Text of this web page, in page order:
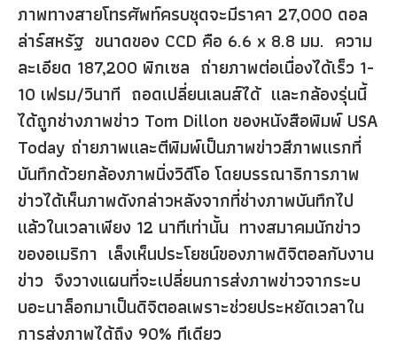
ภาพทางสายโทรศัพท์ครบชุดจะมีราคา 27,000 ดอล
ล่าร์สหรัฐ ขนาดของ CCD คือ 6.6 x 8.8 มม. ความ
ละเอียด 187,200 พิกเซล ถ่ายภาพต่อเนื่องได้เร็ว 1-
10 เฟรม/วินาที ถอดเปลี่ยนเลนส์ได้ และกล้องรุ่นนี้
ได้ถูกช่างภาพข่าว Tom Dillon ของหนังสือพิมพ์ USA
Today ถ่ายภาพและตีพิมพ์เป็นภาพข่าวสีภาพแรกที่
บันทึกด้วยกล้องภาพนิ่งวิดีโอ โดยบรรณาธิการภาพ
ข่าวได้เห็นภาพดังกล่าวหลังจากที่ช่างภาพบันทึกไป
แล้วในเวลาเพียง 12 นาทีเท่านั้น ทางสมาคมนักข่าว
ของอเมริกา เล็งเห็นประโยชน์ของภาพดิจิตอลกับงาน
ข่าว จึงวางแผนที่จะเปลี่ยนการส่งภาพข่าวจากระบ
บอะนาล็อกมาเป็นดิจิตอลเพราะช่วยประหยัดเวลาใน
การส่งภาพได้ถึง 90% ทีเดียว